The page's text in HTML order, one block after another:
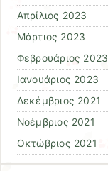
Απρίλιος 2023
Μάρτιος 2023
Φεβρουάριος 2023
Ιανουάριος 2023
Δεκέμβριος 2021
Νοέμβριος 2021
Οκτώβριος 2021